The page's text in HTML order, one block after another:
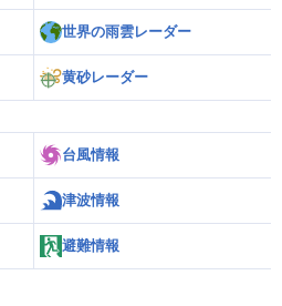
世界の雨雲レーダー
黄砂レーダー
台風情報
津波情報
避難情報